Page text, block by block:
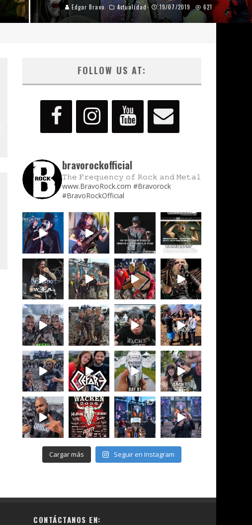
Edgar Bravo Actualidad 19/07/2019 621
FOLLOW US AT:
bravorockofficial
𝚃𝚑𝚎 𝙵𝚛𝚎𝚚𝚞𝚎𝚗𝚌𝚢 𝚘𝚏 𝚁𝚘𝚌𝚔 𝚊𝚗𝚍 𝙼𝚎𝚝𝚊𝚕
www.BravoRock.com #Bravorock
#BravoRockOfficial
Cargar más Seguir en Instagram
CONTÁCTANOS EN: